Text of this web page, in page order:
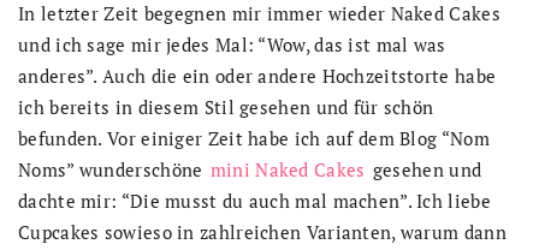
In letzter Zeit begegnen mir immer wieder Naked Cakes
und ich sage mir jedes Mal: “Wow, das ist mal was
anderes”. Auch die ein oder andere Hochzeitstorte habe
ich bereits in diesem Stil gesehen und für schön
befunden. Vor einiger Zeit habe ich auf dem Blog “Nom
Noms” wunderschöne mini Naked Cakes gesehen und
dachte mir: “Die musst du auch mal machen”. Ich liebe
Cupcakes sowieso in zahlreichen Varianten, warum dann